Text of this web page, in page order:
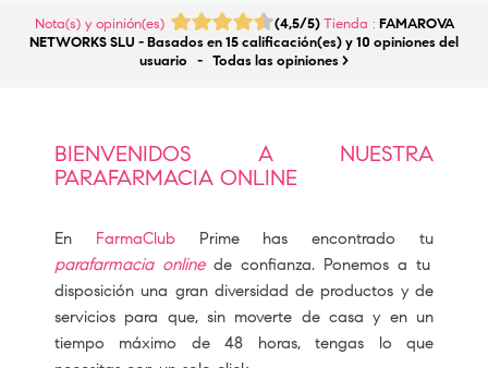
Nota(s) y opinión(es) (4,5/5)Tienda : FAMAROVA
NETWORKS SLU - Basados en15calificación(es) y10 opiniones del
usuario - Todas las opiniones>
BIENVENIDOS A NUESTRA
PARAFARMACIA ONLINE
En FarmaClubPrime has encontrado tu
parafarmacia onlinede confianza. Ponemos a tu
disposición una gran diversidad de productos y de
servicios para que, sin moverte de casa y en un
tiempo máximo de 48 horas, tengas lo que